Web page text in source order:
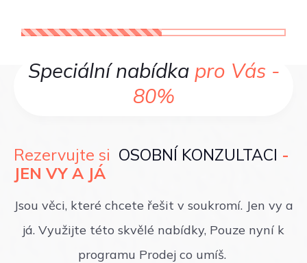
Speciální nabídka pro Vás -
80%
Rezervujte si OSOBNÍ KONZULTACI -
JEN VY A JÁ
Jsou věci, které chcete řešit v soukromí. Jen vy a
já. Využijte této skvělé nabídky, Pouze nyní k
programu Prodej co umíš.